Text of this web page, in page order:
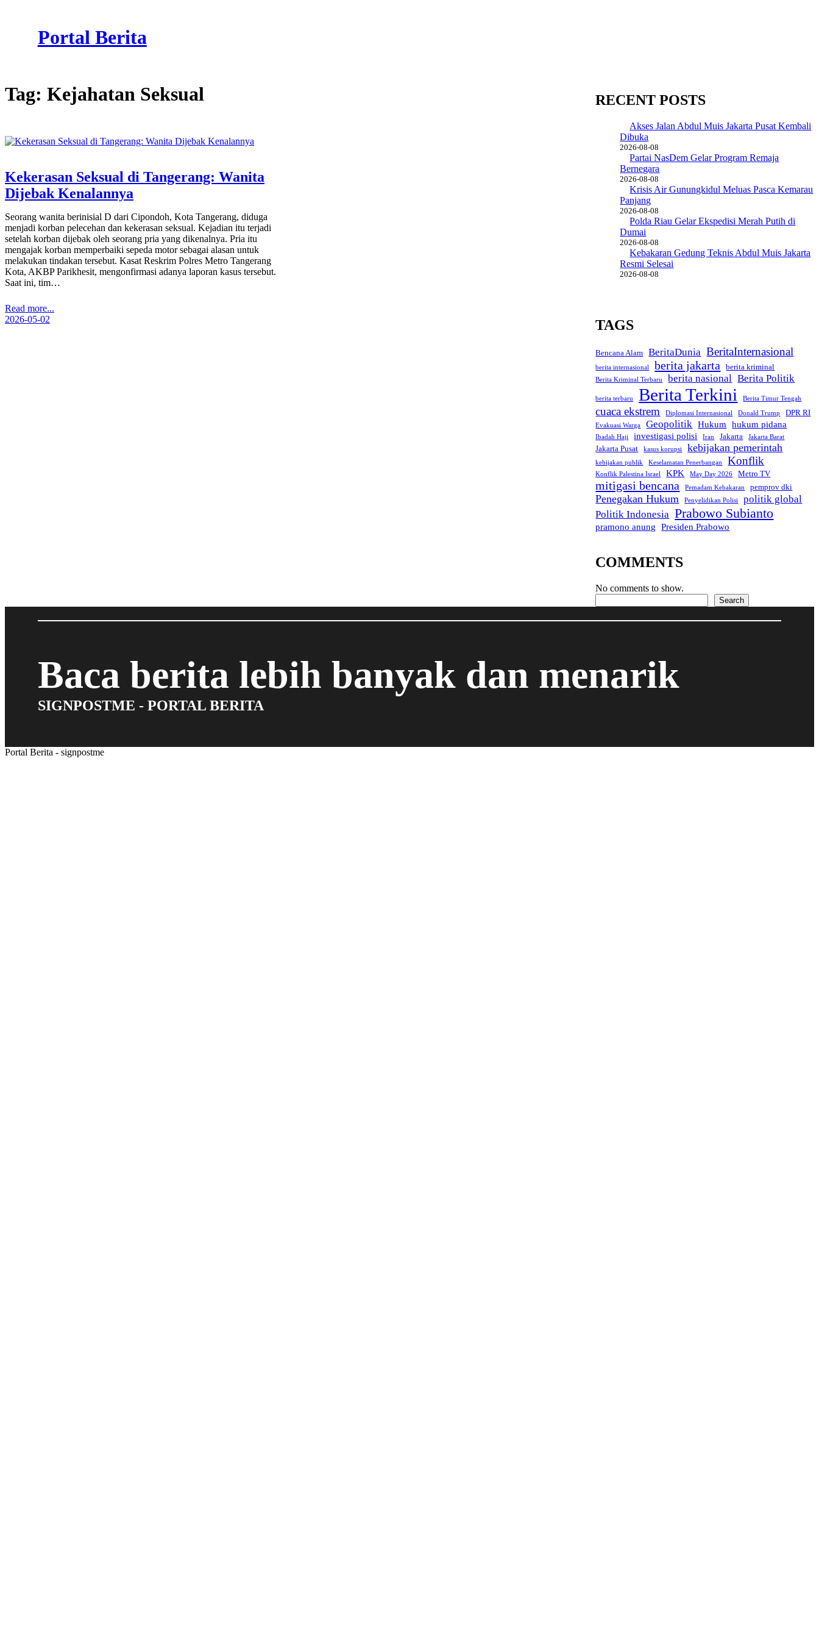
Portal Berita
Tag: Kejahatan Seksual
Kekerasan Seksual di Tangerang: Wanita
Dijebak Kenalannya
Seorang wanita berinisial D dari Cipondoh, Kota Tangerang, diduga
menjadi korban pelecehan dan kekerasan seksual. Kejadian itu terjadi
setelah korban dijebak oleh seorang pria yang dikenalnya. Pria itu
mengajak korban memperbaiki sepeda motor sebagai alasan untuk
melakukan tindakan tersebut. Kasat Reskrim Polres Metro Tangerang
Kota, AKBP Parikhesit, mengonfirmasi adanya laporan kasus tersebut.
Saat ini, tim…
Read more...
2026-05-02
RECENT POSTS
Akses Jalan Abdul Muis Jakarta Pusat Kembali
Dibuka
2026-08-08
Partai NasDem Gelar Program Remaja
Bernegara
2026-08-08
Krisis Air Gunungkidul Meluas Pasca Kemarau
Panjang
2026-08-08
Polda Riau Gelar Ekspedisi Merah Putih di
Dumai
2026-08-08
Kebakaran Gedung Teknis Abdul Muis Jakarta
Resmi Selesai
2026-08-08
TAGS
Bencana Alam BeritaDunia BeritaInternasional
berita internasional berita jakarta berita kriminal
Berita Kriminal Terbaru berita nasional Berita Politik
berita terbaru Berita Terkini Berita Timur Tengah
cuaca ekstrem Diplomasi Internasional Donald Trump DPR RI
Evakuasi Warga Geopolitik Hukum hukum pidana
Ibadah Haji investigasi polisi Iran Jakarta Jakarta Barat
Jakarta Pusat kasus korupsi kebijakan pemerintah
kebijakan publik Keselamatan Penerbangan Konflik
Konflik Palestina Israel KPK May Day 2026 Metro TV
mitigasi bencana Pemadam Kebakaran pemprov dki
Penegakan Hukum Penyelidikan Polisi
politik global
Politik Indonesia Prabowo Subianto
pramono anung Presiden Prabowo
COMMENTS
No comments to show.
Search
Baca berita lebih banyak dan menarik
SIGNPOSTME - PORTAL BERITA
Portal Berita - signpostme